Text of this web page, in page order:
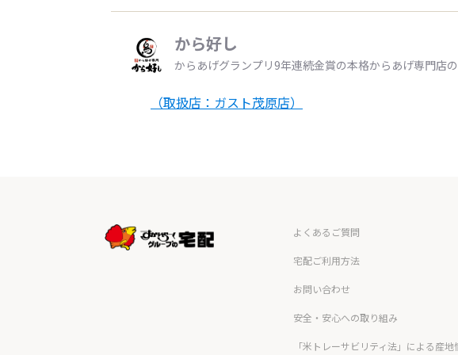
から好し
からあげグランプリ9年連続金賞の本格からあげ専門店の
（取扱店：ガスト茂原店）
よくあるご質問
宅配ご利用方法
お問い合わせ
安全・安心への取り組み
「米トレーサビリティ法」による産